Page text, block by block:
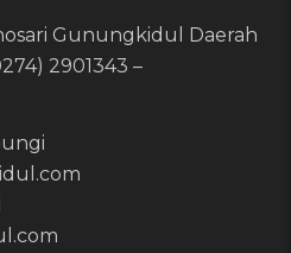
Gunungkidul Daerah
2901343 –